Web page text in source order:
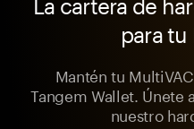
para
Mantén tu
Tangem Wallet. Únete
nuestro